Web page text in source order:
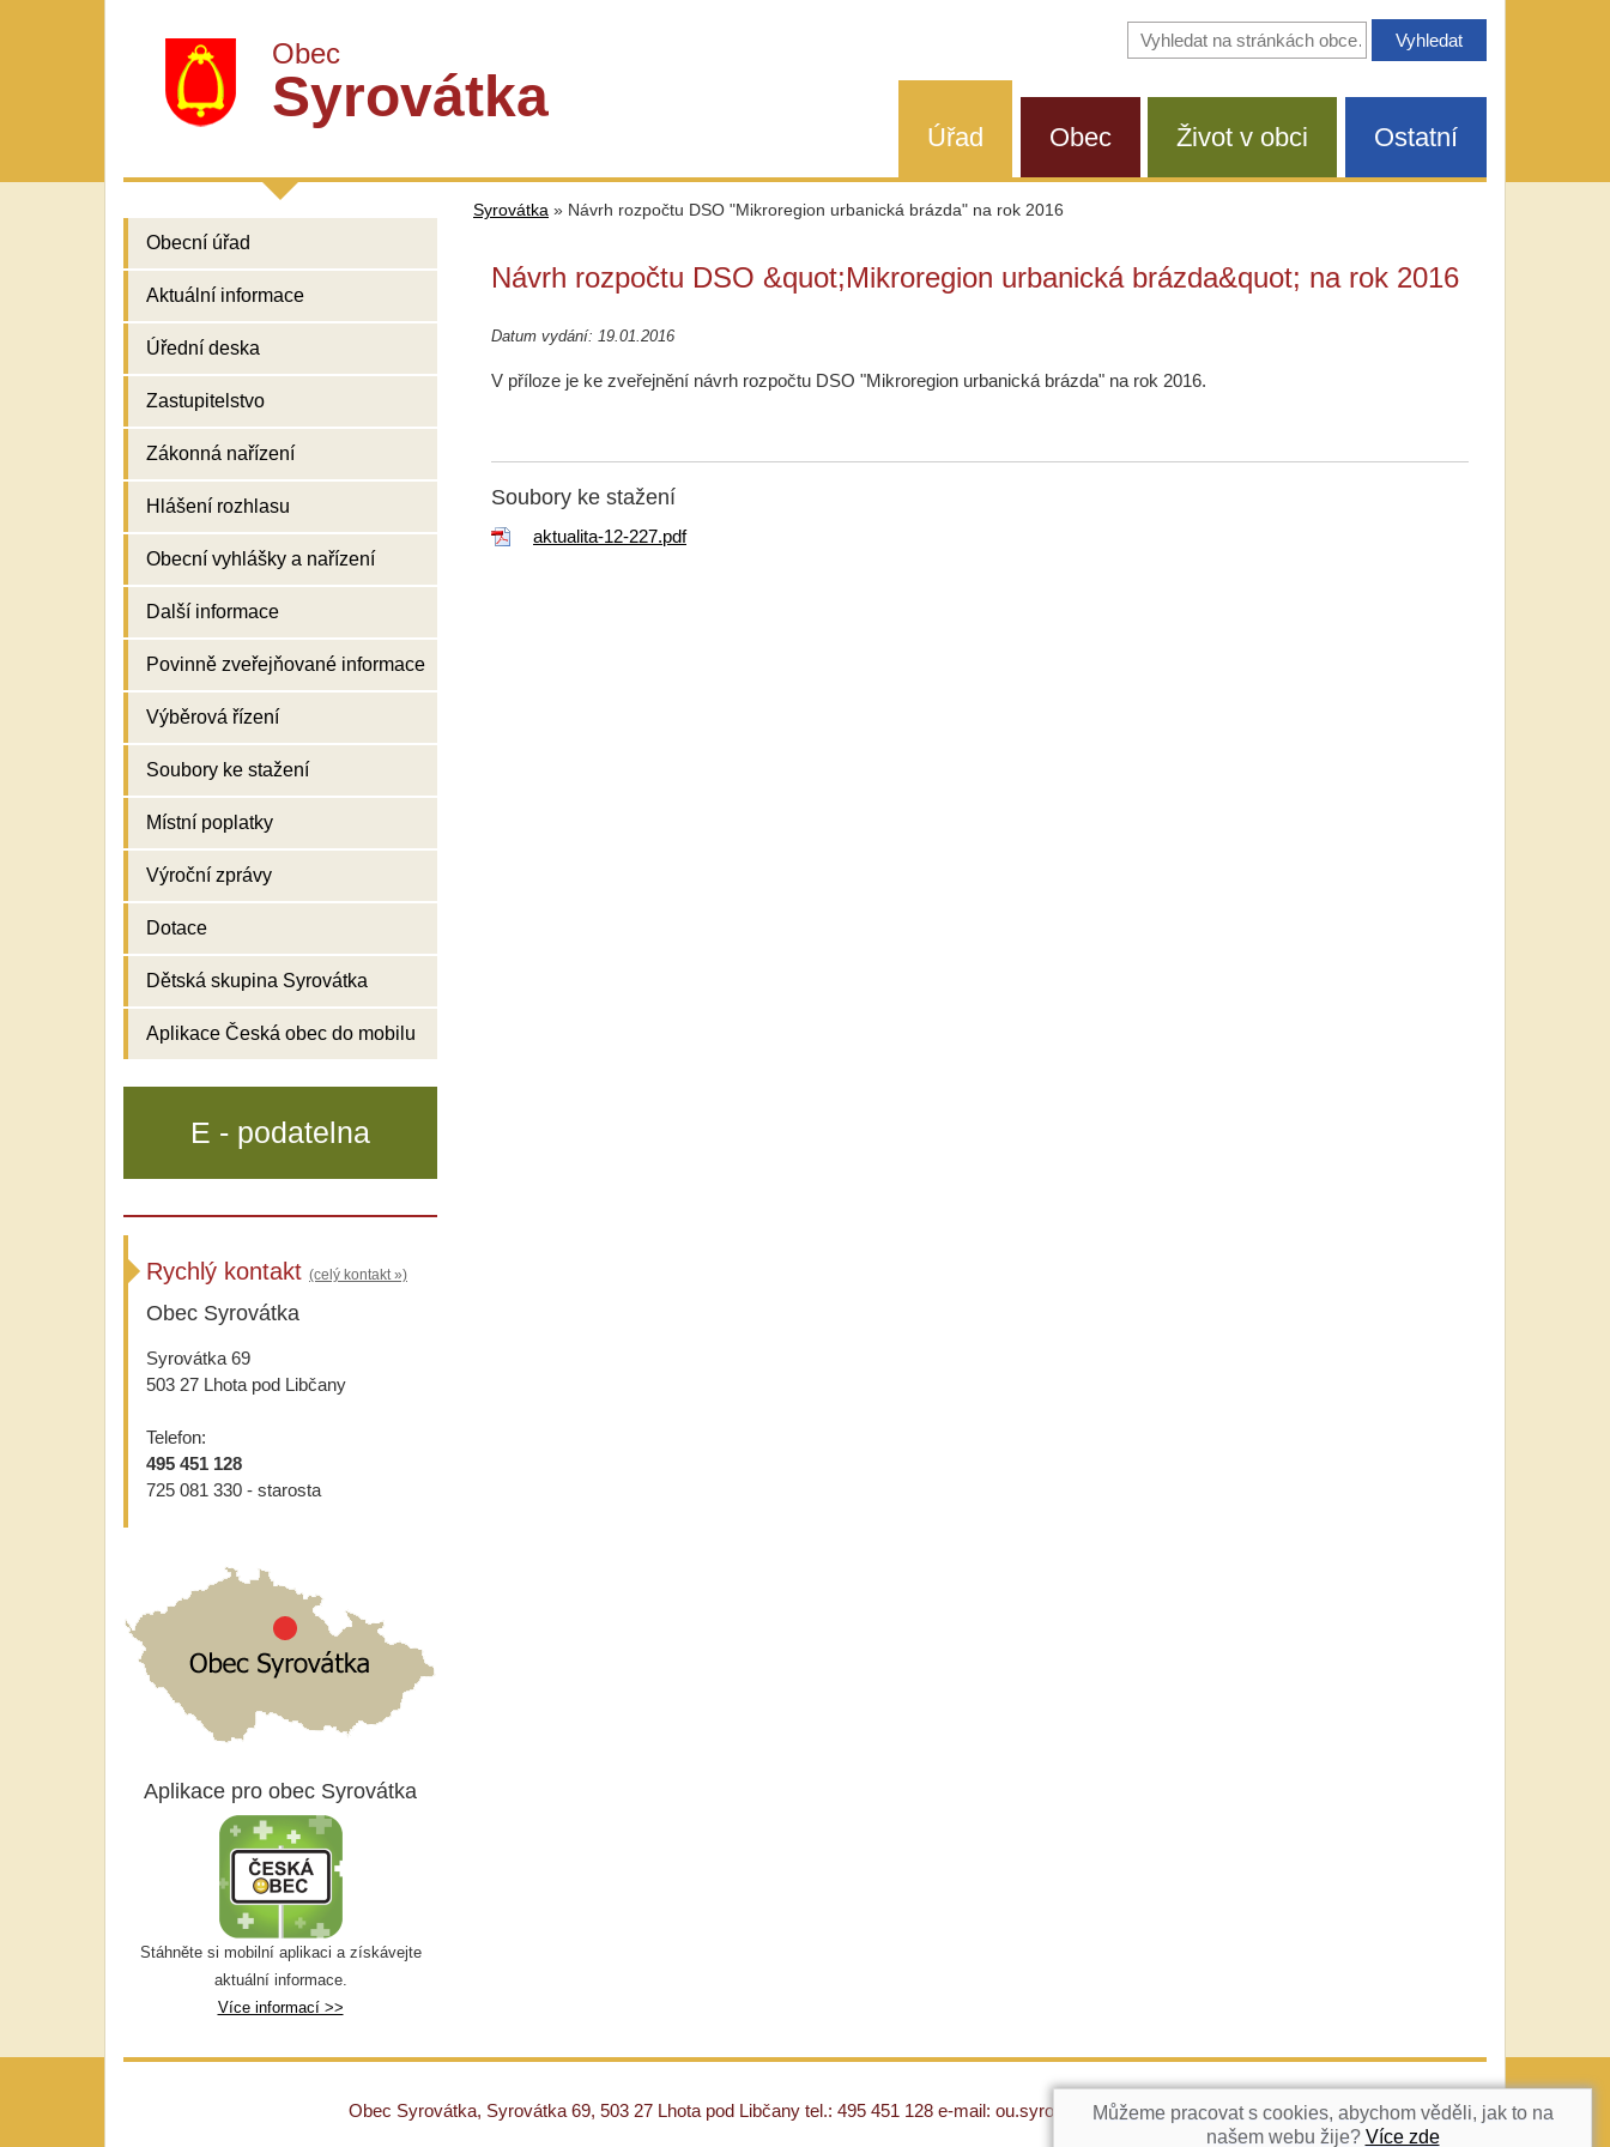
Obec
Syrovátka
Vyhledávání
na
Úřad Obec Život v obci Ostatní
Obecní úřad
Aktuální informace
Úřední deska
Zastupitelstvo
Zákonná nařízení
Hlášení rozhlasu
Obecní vyhlášky a nařízení
Další informace
Povinně zveřejňované informace
Výběrová řízení
Soubory ke stažení
Místní poplatky
Výroční zprávy
Dotace
Dětská skupina Syrovátka
Aplikace Česká obec do mobilu
Syrovátka » Návrh rozpočtu DSO "Mikroregion urbanická brázda" na rok 2016
Návrh rozpočtu DSO &quot;Mikroregion urbanická brázda&quot; na rok 2016
Datum vydání: 19.01.2016
V příloze je ke zveřejnění návrh rozpočtu DSO "Mikroregion urbanická brázda" na rok 2016.
Soubory ke stažení
aktualita-12-227.pdf
E - podatelna
Rychlý kontakt (celý kontakt »)
Obec Syrovátka
Syrovátka 69
503 27 Lhota pod Libčany
Telefon:
495 451 128
725 081 330 - starosta
Aplikace pro obec Syrovátka
Stáhněte si mobilní aplikaci a získávejte
aktuální informace.
Více informací >>
NAHORU
Obec Syrovátka, Syrovátka 69, 503 27 Lhota pod Libčany tel.: 495 451 128 e-mail: ou.syrovatka@c-box.czMůžeme pracovat s cookies, abychom věděli, jak to na
našem webu žije? Více zde